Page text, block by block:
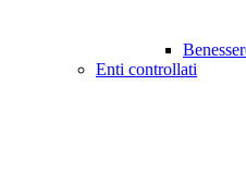
Enti controllati